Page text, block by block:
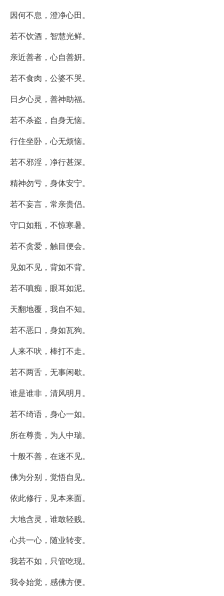
因何不息，澄净心田。
若不饮酒，智慧光鲜。
亲近善者，心自善妍。
若不食肉，公婆不哭。
日夕心灵，善神助福。
若不杀盗，自身无恼。
行住坐卧，心无烦恼。
若不邪淫，净行甚深。
精神勿亏，身体安宁。
若不妄言，常亲贵侣。
守口如瓶，不惊寒暑。
若不贪爱，触目便会。
见如不见，背如不背。
若不嗔痴，眼耳如泥。
天翻地覆，我自不知。
若不恶口，身如瓦狗。
人来不吠，棒打不走。
若不两舌，无事闲歇。
谁是谁非，清风明月。
若不绮语，身心一如。
所在尊贵，为人中瑞。
十般不善，在迷不见。
佛为分别，觉悟自见。
依此修行，见本来面。
大地含灵，谁敢轻贱。
心共一心，随业转变。
我若不如，只管吃现。
我令始觉，感佛方便。